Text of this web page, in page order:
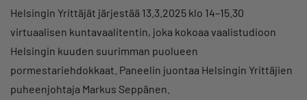
Helsingin Yrittäjät järjestää 13.3.2025 klo 14–15.30
virtuaalisen kuntavaalitentin, joka kokoaa vaalistudioon
Helsingin kuuden suurimman puolueen
pormestariehdokkaat. Paneelin juontaa Helsingin Yrittäjien
puheenjohtaja Markus Seppänen.